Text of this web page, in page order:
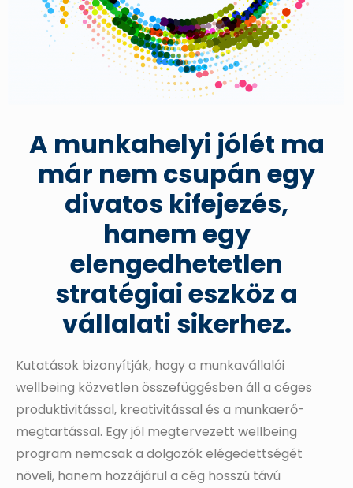
A munkahelyi jólét ma
már nem csupán egy
divatos kifejezés,
hanem egy
elengedhetetlen
stratégiai eszköz a
vállalati sikerhez.
Kutatások bizonyítják, hogy a munkavállalói
wellbeing közvetlen összefüggésben áll a céges
produktivitással, kreativitással és a munkaerő-
megtartással. Egy jól megtervezett wellbeing
program nemcsak a dolgozók elégedettségét
növeli, hanem hozzájárul a cég hosszú távú